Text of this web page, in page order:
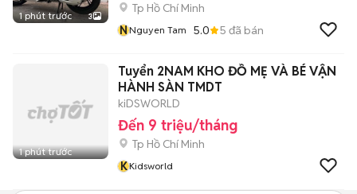
1 phút trước 3
Tp Hồ Chí Minh
NNguyen Tam 5.0 5 đã bán
1 phút trước
Tuyển 2NAM KHO ĐỒ MẸ VÀ BÉ VẬN
HÀNH SÀN TMDT
kiDSWORLD
Đến 9 triệu/tháng
Tp Hồ Chí Minh
KKidsworld